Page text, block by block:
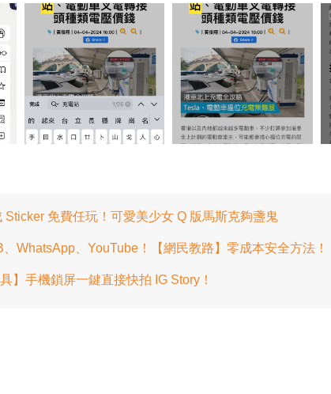
Sticker 免費任玩！可愛美少女 Q 版馬斯克夠盞鬼
WhatsApp、YouTube！【網民教路】零成本安全方法！
】手機鎖屏一鍵直接快拍 IG Story！